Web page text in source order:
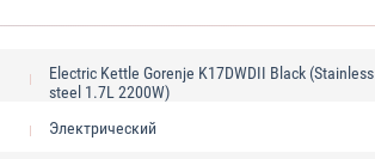
Electric Kettle Gorenje K17DWDII Black (Stainless
steel 1.7L 2200W)
Электрический